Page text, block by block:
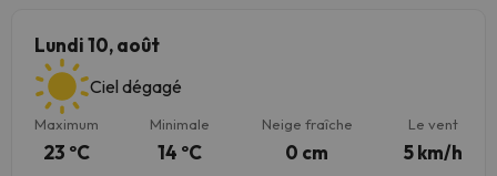
Lundi 10, août
Ciel dégagé
Maximum
23 ºC
Minimale
14 ºC
Neige fraîche
0 cm
Le vent
5 km/h